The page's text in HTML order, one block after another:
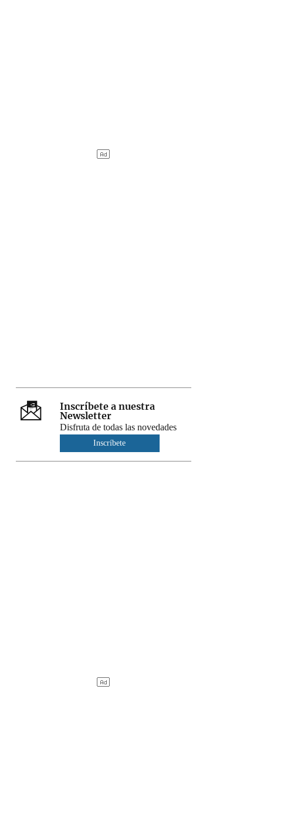
Inscríbete a nuestra
Newsletter
Disfruta de todas las novedades
Inscríbete